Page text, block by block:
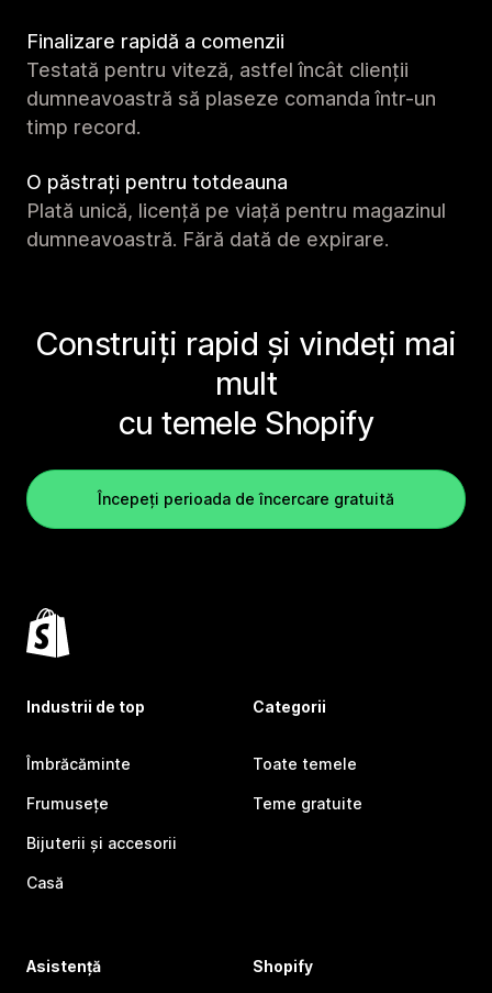
Finalizare rapidă a comenzii
Testată pentru viteză, astfel încât clienții
dumneavoastră să plaseze comanda într-un
timp record.
O păstrați pentru totdeauna
Plată unică, licență pe viață pentru magazinul
dumneavoastră. Fără dată de expirare.
Construiți rapid și vindeți mai
mult
cu temele Shopify
Începeți perioada de încercare gratuită
Industrii de top
Îmbrăcăminte
Frumusețe
Bijuterii și accesorii
Casă
Categorii
Toate temele
Teme gratuite
Asistență Shopify